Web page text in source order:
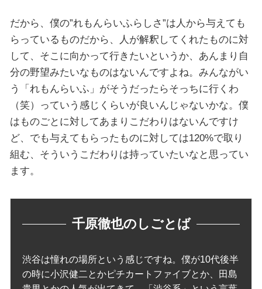
だから、僕の”れもんらいふらしさ”は人から与えても
らっているものだから、人が解釈してくれたものに対
して、そこに向かって行きたいというか、あんまり自
分の野望みたいなものはないんですよね。みんながい
う「れもんらいふ」がそうだったらそっちに行くわ
（笑）っていう感じくらいが良いんじゃないかな。僕
はものごとに対してあまりこだわりはないんですけ
ど、でも与えてもらったものに対しては120%で取り
組む、そういうこだわりは持っていたいなと思ってい
ます。
千原徹也のしごとば
渋谷は憧れの場所という感じですね。僕が10代後半
の時に小沢健二とかピチカートファイブとか、田島